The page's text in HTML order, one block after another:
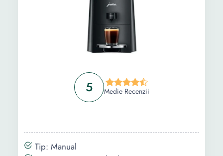
5 Medie Recenzii
Tip: Manual
Ghid de cumparare
Intrebari Frecvente